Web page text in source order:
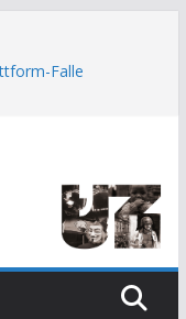
Falle
70-Millionen-